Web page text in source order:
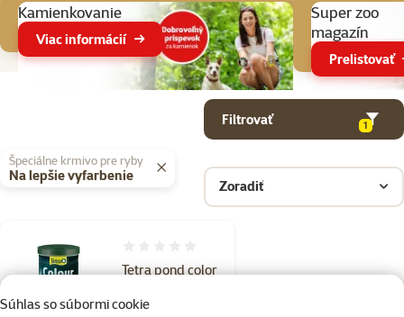
Súhlas so súbormi cookie
Kamienkovanie
Viac informácií
Super zoo
magazín
Prelistovať
Filtrovať
1
Špeciálne krmivo pre ryby
Na lepšie vyfarbenie
Zoradiť
Produkty v kategorii Potreby pre záhradné jazierka
Tetra pond color